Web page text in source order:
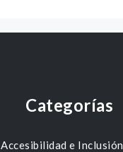
Categorías
Accesibilidad e Inclusión